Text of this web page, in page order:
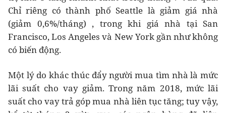
Chỉ riêng có thành phố Seattle là giảm giá nhà
(giảm 0,6%/tháng) , trong khi giá nhà tại San
Francisco, Los Angeles và New York gần như không
có biến động.
Một lý do khác thúc đẩy người mua tìm nhà là mức
lãi suất cho vay giảm. Trong năm 2018, mức lãi
suất cho vay trả góp mua nhà liên tục tăng; tuy vậy,